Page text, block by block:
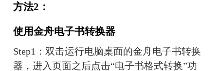
方法2：
使用金舟电子书转换器
Step1：双击运行电脑桌面的金舟电子书转换
器，进入页面之后点击“电子书格式转换”功